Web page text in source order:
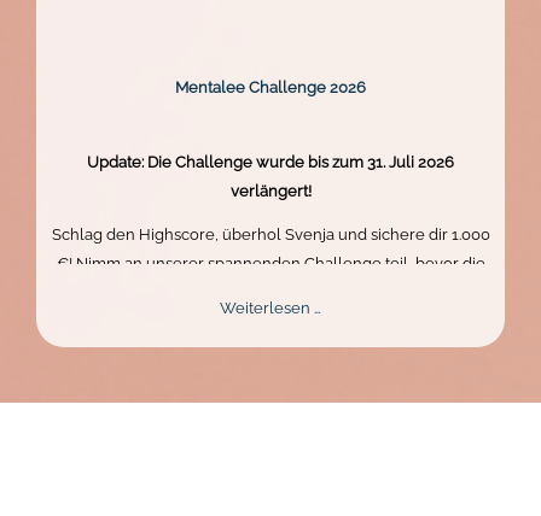
Mentalee Challenge 2026
Update: Die Challenge wurde bis zum 31. Juli 2026
verlängert!
Schlag den Highscore, überhol Svenja und sichere dir 1.000
€! Nimm an unserer spannenden Challenge teil, bevor die
Weiterlesen …